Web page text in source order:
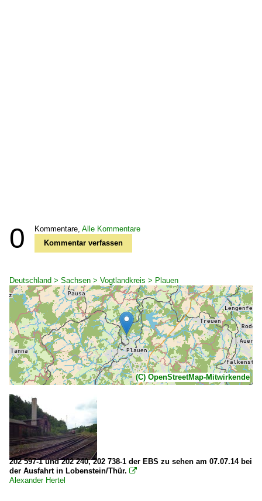
0 Kommentare, Alle Kommentare
Kommentar verfassen
Deutschland > Sachsen > Vogtlandkreis > Plauen
(C) OpenStreetMap-Mitwirkende
202 597-1 und 202 240, 202 738-1 der EBS zu sehen am 07.07.14 bei
der Ausfahrt in Lobenstein/Thür. 
Alexander Hertel